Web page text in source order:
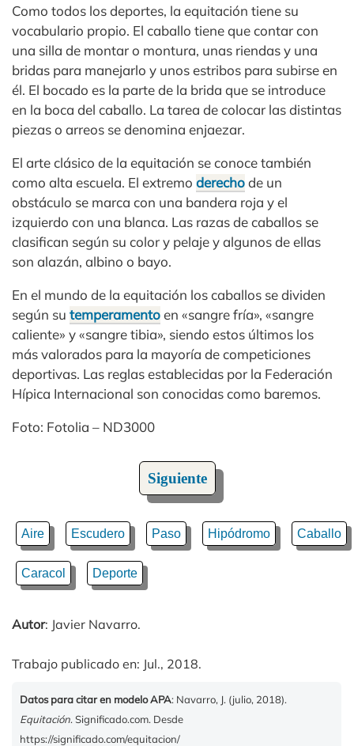
Como todos los deportes, la equitación tiene su
vocabulario propio. El caballo tiene que contar con
una silla de montar o montura, unas riendas y una
bridas para manejarlo y unos estribos para subirse en
él. El bocado es la parte de la brida que se introduce
en la boca del caballo. La tarea de colocar las distintas
piezas o arreos se denomina enjaezar.
El arte clásico de la equitación se conoce también
como alta escuela. El extremo derechode un
obstáculo se marca con una bandera roja y el
izquierdo con una blanca. Las razas de caballos se
clasifican según su color y pelaje y algunos de ellas
son alazán, albino o bayo.
En el mundo de la equitación los caballos se dividen
según su temperamentoen «sangre fría», «sangre
caliente» y «sangre tibia», siendo estos últimos los
más valorados para la mayoría de competiciones
deportivas. Las reglas establecidas por la Federación
Hípica Internacional son conocidas como baremos.
Foto: Fotolia – ND3000
Siguiente
Aire Escudero Paso Hipódromo Caballo
Caracol Deporte
Autor: Javier Navarro.
Trabajo publicado en: Jul., 2018.
Datos para citar en modelo APA: Navarro, J. (julio, 2018).
Equitación. Significado.com. Desde
https://significado.com/equitacion/